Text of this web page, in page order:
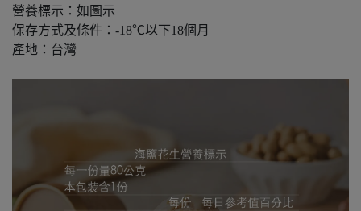
營養標示：如圖示
保存方式及條件：-18℃以下18個月
產地：台灣